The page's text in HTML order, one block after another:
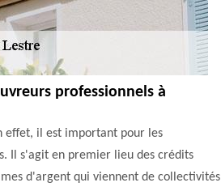
professionnels à
effet, il est important pour les
Il s'agit en premier lieu des crédits
d'argent qui viennent de collectivités